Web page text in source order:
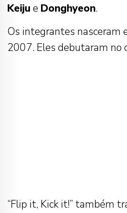
Keiju e Donghyeon.
Os integrantes nasceram
2007. Eles debutaram no
“Flip it, Kick it!” também